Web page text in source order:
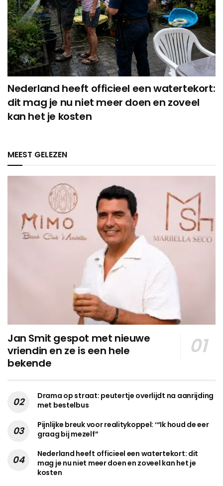
Nederland heeft officieel een watertekort:
dit mag je nu niet meer doen en zoveel
kan het je kosten
MEEST GELEZEN
Jan Smit gespot met nieuwe
vriendin en ze is een hele
bekende
Drama op straat: peutertje overlijdt na aanrijding
met bestelbus
Pijnlijke breuk voor realitykoppel: ‘“Ik houd de eer
graag bij mezelf”
Nederland heeft officieel een watertekort: dit
mag je nu niet meer doen en zoveel kan het je
kosten